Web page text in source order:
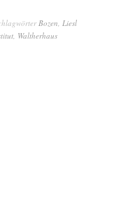
Bozen, Liesl
, Waltherhaus